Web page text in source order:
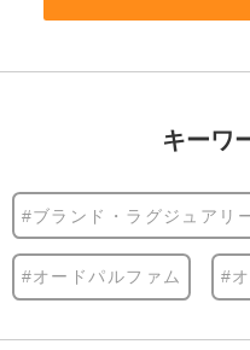
キーワ
#ブランド・ラグジュアリ
#オードパルファム #